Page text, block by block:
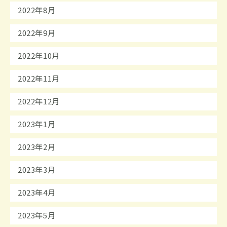
2022年8月
2022年9月
2022年10月
2022年11月
2022年12月
2023年1月
2023年2月
2023年3月
2023年4月
2023年5月